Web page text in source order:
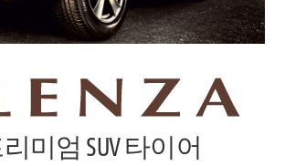
미엄 SUV 타이어